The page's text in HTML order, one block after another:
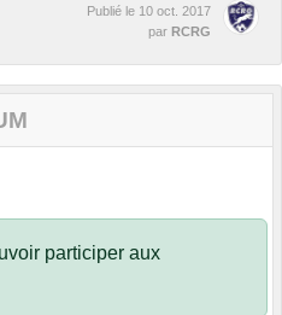
Publié le 10 oct. 2017
par RCRG
participer aux